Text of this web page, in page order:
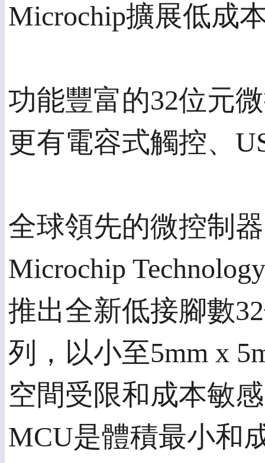
Microchip擴展低成
功能豐富的32位元
更有電容式觸控、
全球領先的微控制
Microchip
推出全新低接腳數
列，以小至5mm x
空間受限和成本敏
MCU是體積最小和